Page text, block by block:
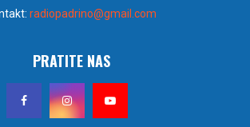
radiopadrino@gmail.com
PRATITE NAS